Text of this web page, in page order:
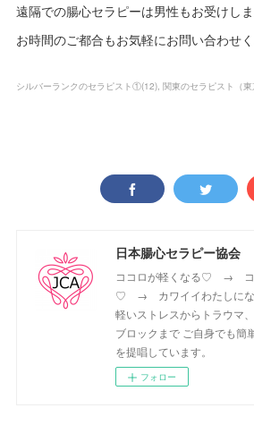
遠隔での腸心セラピーは男性もお受けしま
お時間のご都合もお気軽にお問い合わせく
シルバーランクのセラピスト①(12) 関東のセラピスト（東
日本腸心セラピー協会
ココロが軽くなる♡ → コ
♡ → カワイイわたしにな
軽いストレスからトラウマ
ブロックまで ご自身でも簡
を提唱しています。
フォロー